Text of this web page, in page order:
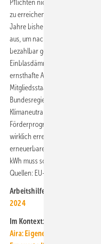
Pflichten nicht ausreichen
zu erreichen. Zudem gibt es
Jahre bisher gezeigt haben,
aus, um nachhaltigen
bezahlbar gewesen,
Einblasdämmungen, auch für
ernsthafte Absichten zu
Mitgliedsstaaten überlassen.
Bundesregierung den Mut
Klimaneutralität zu gehen.
Förderprogramme
wirklich erreichen zu können.
erneuerbaren Energien sind
kWh muss schließlich gar nicht
Quellen: EU-Parlament, GIH / jv
Arbeitshilfe zum
2024
Im Kontext:
Aira: Eigene Wärmepumpe